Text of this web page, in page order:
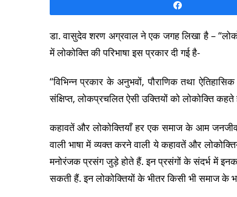
डा. वासुदेव शरण अग्रवाल ने एक जगह लिखा है –
में लोकोक्ति की परिभाषा इस प्रकार दी गई है-
“विभिन्न प्रकार के अनुभवों, पौराणिक तथा
संक्षिप्त, लोकप्रचलित ऐसी उक्तियों को लोकोक्ति
कहावतें और लोकोक्तियाँ हर एक समाज के आम
वाली भाषा में व्यक्त करने वाली ये कहावतें और
मनोरंजक प्रसंग जुड़े होते हैं. इन प्रसंगों के संदर्भ में
सकती हैं. इन लोकोक्तियों के भीतर किसी भी समाज के